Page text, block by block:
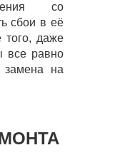
со
сбои в её
того, даже
все равно
замена на